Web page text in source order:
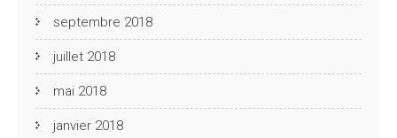
septembre 2018
juillet 2018
mai 2018
janvier 2018